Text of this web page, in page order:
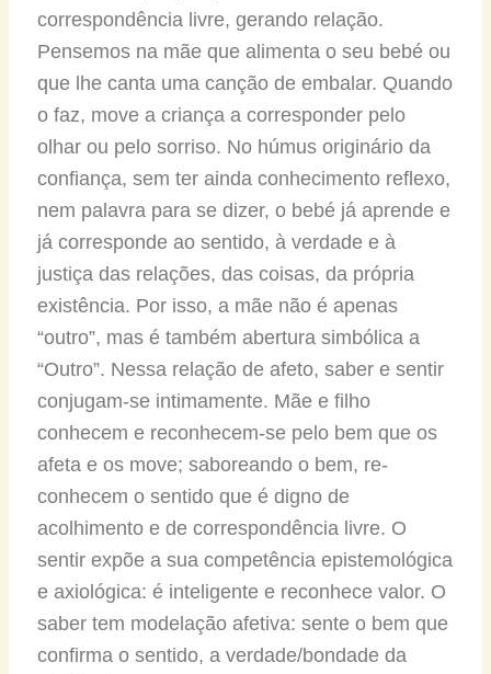
correspondência livre, gerando relação.
Pensemos na mãe que alimenta o seu bebé ou
que lhe canta uma canção de embalar. Quando
o faz, move a criança a corresponder pelo
olhar ou pelo sorriso. No húmus originário da
confiança, sem ter ainda conhecimento reflexo,
nem palavra para se dizer, o bebé já aprende e
já corresponde ao sentido, à verdade e à
justiça das relações, das coisas, da própria
existência. Por isso, a mãe não é apenas
“outro”, mas é também abertura simbólica a
“Outro”. Nessa relação de afeto, saber e sentir
conjugam-se intimamente. Mãe e filho
conhecem e reconhecem-se pelo bem que os
afeta e os move; saboreando o bem, re-
conhecem o sentido que é digno de
acolhimento e de correspondência livre. O
sentir expõe a sua competência epistemológica
e axiológica: é inteligente e reconhece valor. O
saber tem modelação afetiva: sente o bem que
confirma o sentido, a verdade/bondade da